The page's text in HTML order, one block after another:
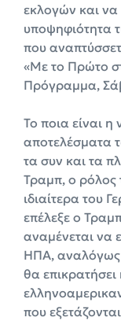
εκλογών και να
υποψηφιότητα
που
«Με το Πρώτο
Πρόγραμμα,
Το ποια είναι η
αποτελέσματα
τα συν και τα
Τραμπ, ο ρόλος
ιδιαίτερα του
επέλεξε ο
αναμένεται να
ΗΠΑ, αναλόγως
θα
που